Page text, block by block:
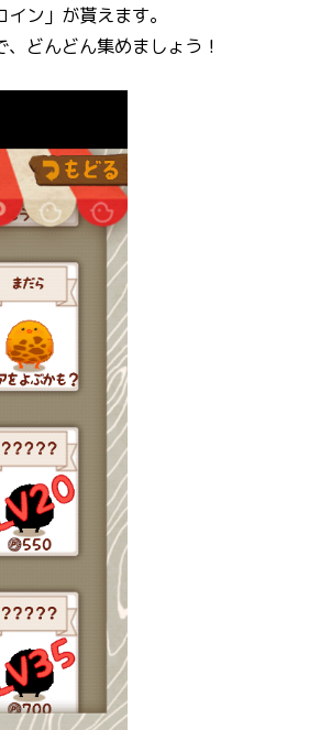
ン」が貰えます。
どんどん集めましょう！